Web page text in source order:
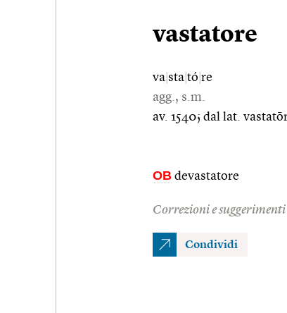
vastatore
va sta tó re
agg., s.m.
av. 1540; dal lat.
OB devastatore
Correzioni e suggerimenti
Condividi